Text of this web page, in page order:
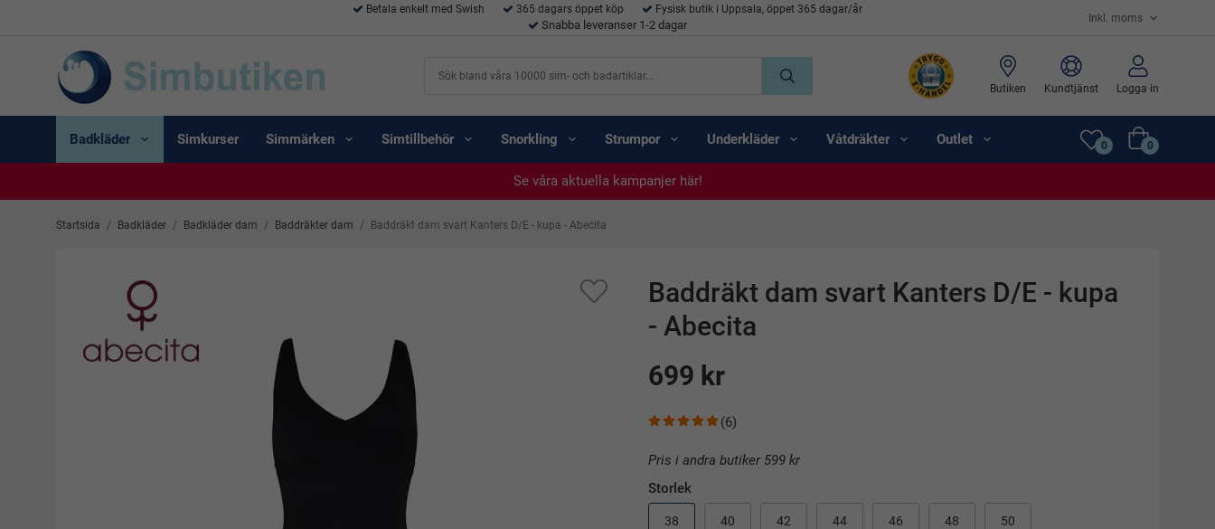
Betala enkelt med Swish 365 dagars öppet köp Fysisk butik i Uppsala, öppet 365 dagar/år
Snabba leveranser 1-2 dagar
Butiken Kundtjänst Logga in
Badkläder Simkurser Simmärken Simtillbehör Snorkling Strumpor Underkläder Våtdräkter Outlet 0 0
Se våra aktuella kampanjer här!
Se våra aktuella kampanjer här!
Se våra aktuella kampanjer här!
Se våra aktuella kampanjer här!
Se våra aktuella kampanjer här!
Startsida / Badkläder / Badkläder dam / Baddräkter dam / Baddräkt dam svart Kanters D/E - kupa - Abecita
Baddräkt dam svart Kanters D/E - kupa
- Abecita
699 kr
(6)
Pris i andra butiker 599 kr
Storlek
38 40 42 44 46 48 50